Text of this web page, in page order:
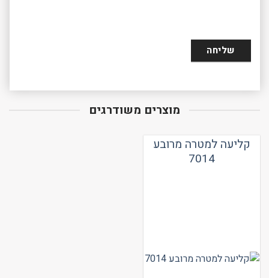
מוצרים משודרגים
קליעה למטרה מרובע
7014